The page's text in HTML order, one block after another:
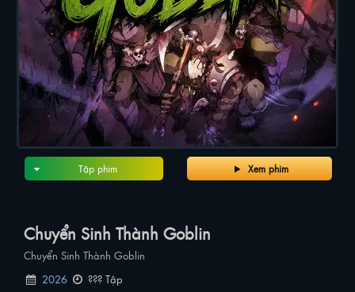
Xem phim
Tập phim
Chuyển Sinh Thành Goblin
Chuyển Sinh Thành Goblin
2026
??? Tập